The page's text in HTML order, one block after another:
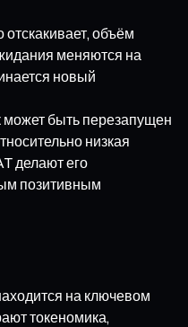
отскакивает, объём
меняются на
новый
быть перезапущен
низкая
делают его
позитивным
на ключевом
токеномика,